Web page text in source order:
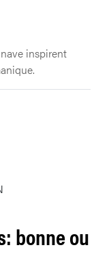
inspirent
bonne ou